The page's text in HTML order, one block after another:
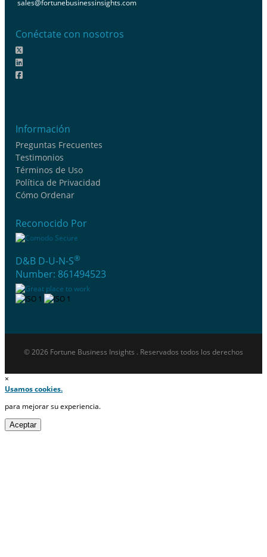
sales@fortunebusinessinsights.com
Conéctate con nosotros
Información
Preguntas Frecuentes
Testimonios
Términos de Uso
Política de Privacidad
Cómo Ordenar
Reconocido Por
D&B D-U-N-S®
Number: 861494523
© 2026 Fortune Business Insights . Reservados todos los derechos
×
Usamos cookies.
para mejorar su experiencia.
Aceptar